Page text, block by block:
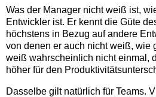
Was der Manager nicht weiß ist,
Entwickler ist. Er kennt die Güte
höchstens in Bezug auf andere
von denen er auch nicht weiß, wie
weiß wahrscheinlich nicht einmal,
höher für den
Dasselbe gilt natürlich für Teams.